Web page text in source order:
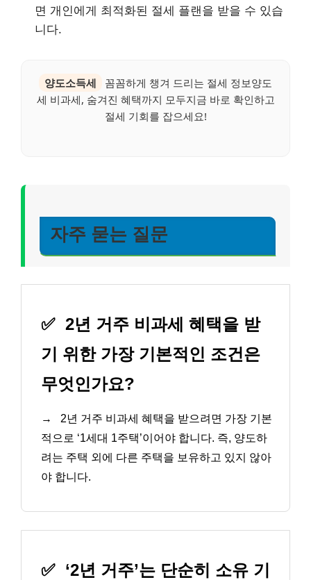
면 개인에게 최적화된 절세 플랜을 받을 수 있습
니다.
양도소득세
꼼꼼하게 챙겨 드리는 절세 정보양도
세 비과세, 숨겨진 혜택까지 모두지금 바로 확인하고
절세 기회를 잡으세요!
자주 묻는 질문
✅ 2년 거주 비과세 혜택을 받
기 위한 가장 기본적인 조건은
무엇인가요?
→
2년 거주 비과세 혜택을 받으려면 가장 기본
적으로 ‘1세대 1주택’이어야 합니다. 즉, 양도하
려는 주택 외에 다른 주택을 보유하고 있지 않아
야 합니다.
✅ ‘2년 거주’는 단순히 소유 기